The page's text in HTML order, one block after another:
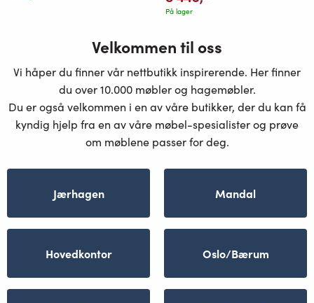
På lager
Velkommen til oss
Vi håper du finner vår nettbutikk inspirerende. Her finner
du over 10.000 møbler og hagemøbler.
Du er også velkommen i en av våre butikker, der du kan få
kyndig hjelp fra en av våre møbel-spesialister og prøve
om møblene passer for deg.
Jærhagen Mandal
Hovedkontor Oslo/Bærum